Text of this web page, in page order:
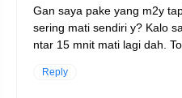
Gan saya pake yang m2y
sering mati sendiri y? Kalo
ntar 15 mnit mati lagi dah.
Reply